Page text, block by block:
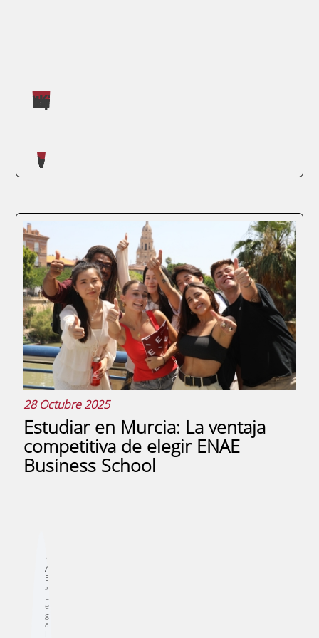
Máster impartidos por Daniel Román Barker
Hoy en día, el mundo laboral no tiene
fronteras, y cada vez más personas están
buscando maneras de mejorar sus
habilidades y avanzar en sus carreras. Aquí
es donde entra en juego el máster online.
Esta modalidad de estudio no solo te
permite...
28 Octubre 2025
Estudiar en Murcia: La ventaja
competitiva de elegir ENAE
Business School
Sobrescribir
enlaces
de
ayuda
a
la
navegación
E
N
A
E
L
e
g
a
l